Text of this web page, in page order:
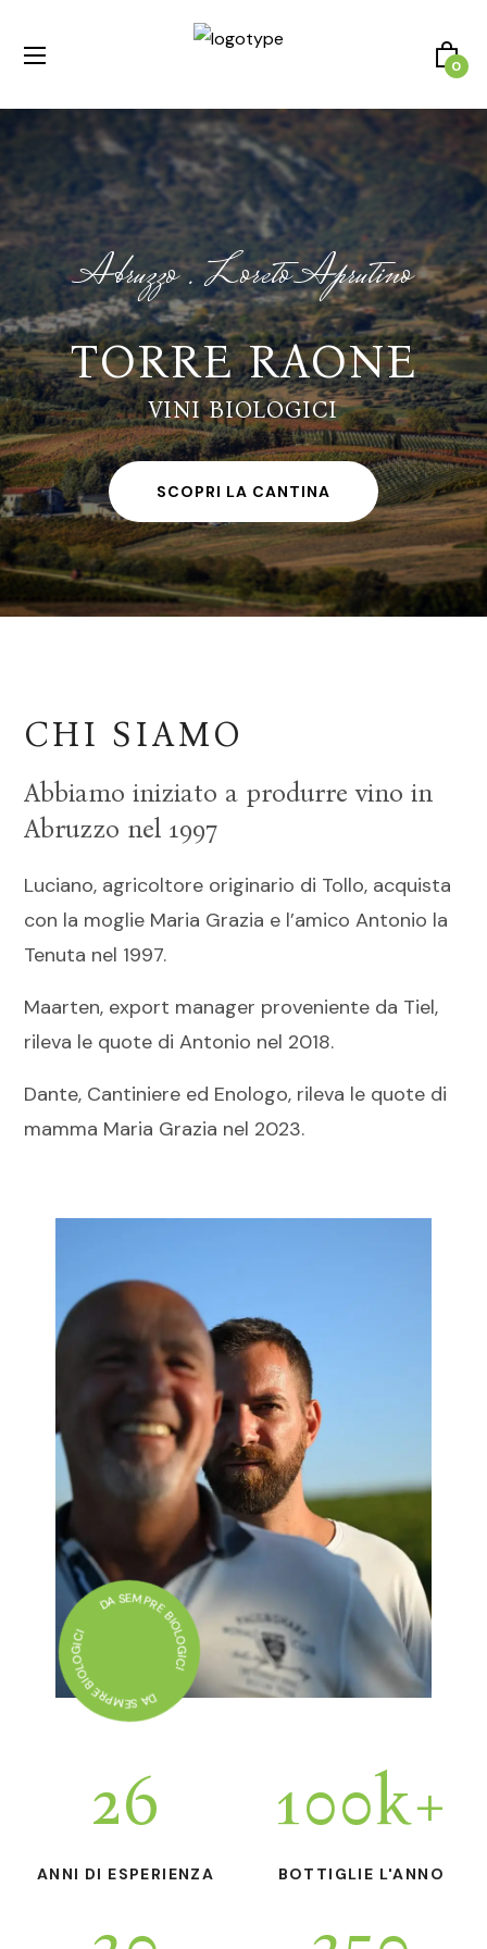
0
Abruzzo . Loreto Aprutino
TORRE RAONE
SCOPRI LA CANTINA
VINI BIOLOGICI
DA SEMPRE BIOLOGICI
DA SEMPRE BIOLOGICI
CHI SIAMO
Abbiamo iniziato a produrre vino in
Abruzzo nel 1997
Luciano, agricoltore originario di Tollo, acquista
con la moglie Maria Grazia e l’amico Antonio la
Tenuta nel 1997.
Maarten, export manager proveniente da Tiel,
rileva le quote di Antonio nel 2018.
Dante, Cantiniere ed Enologo, rileva le quote di
mamma Maria Grazia nel 2023.
26
ANNI DI ESPERIENZA
100k+
BOTTIGLIE L'ANNO